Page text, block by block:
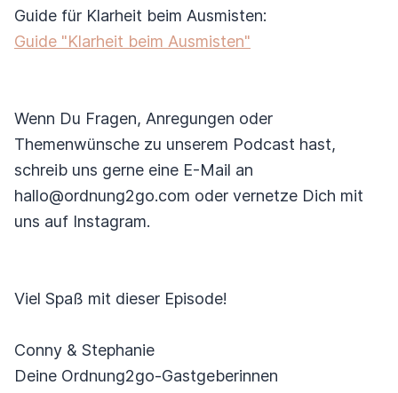
Guide für Klarheit beim Ausmisten:
Guide "Klarheit beim Ausmisten"
Wenn Du Fragen, Anregungen oder
Themenwünsche zu unserem Podcast hast,
schreib uns gerne eine E-Mail an
hallo@ordnung2go.com oder vernetze Dich mit
uns auf Instagram.
Viel Spaß mit dieser Episode!
Conny & Stephanie
Deine Ordnung2go-Gastgeberinnen